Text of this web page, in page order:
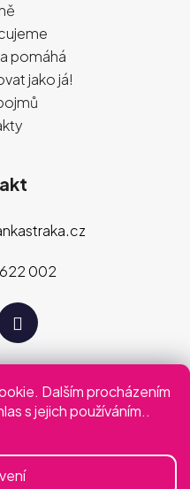
Dalším procházením
s jejich používáním..
pomáhá
jako já!
002
vyhovuje
Obchodní podmínky